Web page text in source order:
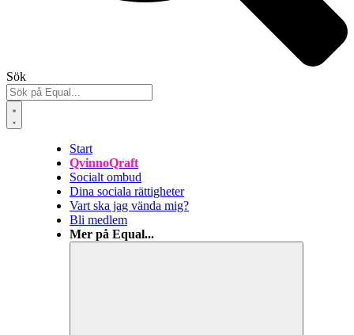
Sök
Start
QvinnoQraft
Socialt ombud
Dina sociala rättigheter
Vart ska jag vända mig?
Bli medlem
Mer på Equal...